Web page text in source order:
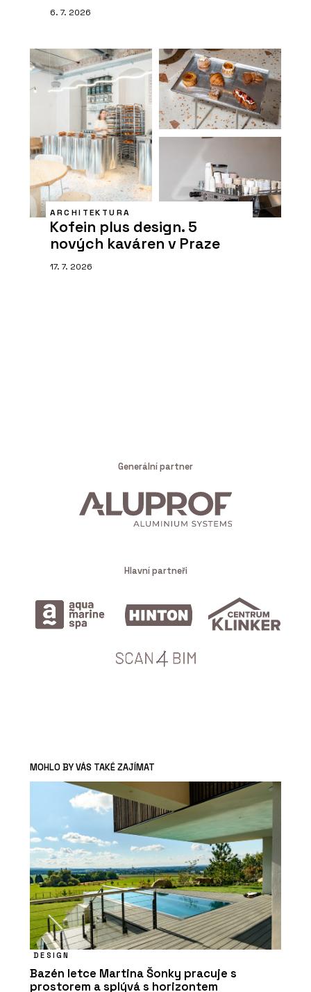
6. 7. 2026
ARCHITEKTURA
Kofein plus design. 5
nových kaváren v Praze
17. 7. 2026
Generální partner
Hlavní partneři
MOHLO BY VÁS TAKÉ ZAJÍMAT
DESIGN
Bazén letce Martina Šonky pracuje s
prostorem a splývá s horizontem